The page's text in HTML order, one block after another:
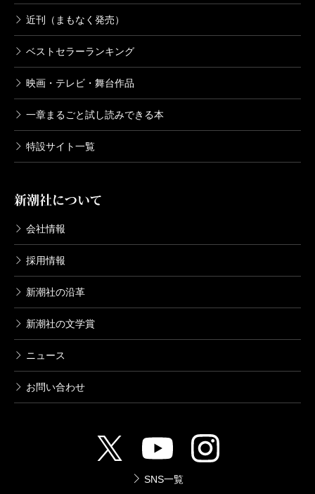
文明が入ってきてから、それらを排除し始めただけ
で、それまでの長い間、お化けは当たり前にそこにい
上橋そうそう、何かがあると、お狐さんのせいじゃ
ないかというような感じ。曖昧模糊とした感覚が、生
荻原すごく民俗学的な考え方ですよね。
上橋そう。でも、学問というレベルでなくても、私
には自然な感覚でもあったの。
荻原違和感がなかったということね。
上橋おじいちゃんが、狐に化かされて帰ってくると
いう話とかも聞いて育っていたから（笑）。
そういう話を豊かだと感じるところに、日本に
おけるファンタジーの復権があるのではないでしょう
近刊（まもなく発売）
ベストセラーランキング
映画・テレビ・舞台作品
一章まるごと試し読みできる本
特設サイト一覧
新潮社について
会社情報
採用情報
新潮社の沿革
新潮社の文学賞
ニュース
お問い合わせ
SNS一覧